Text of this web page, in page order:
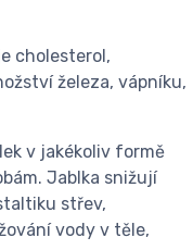
cholesterol,
železa, vápníku,
v jakékoliv formě
Jablka snižují
střev,
vody v těle,